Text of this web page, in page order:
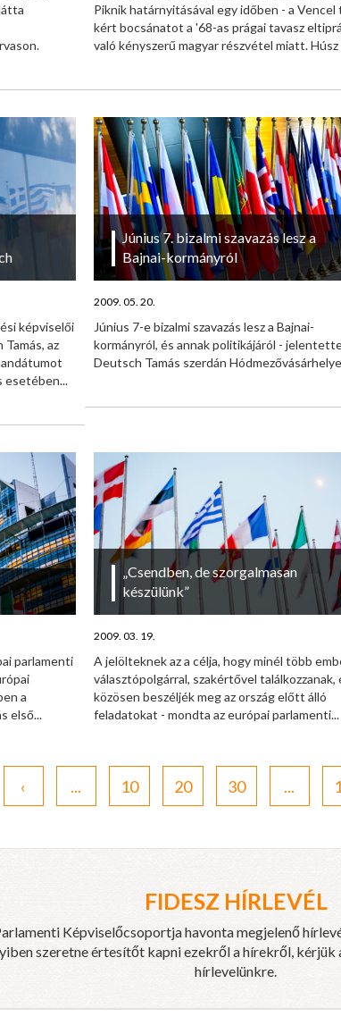
Piknik határnyitásával egy időben - a Vencel
kért bocsánatot a '68-as prágai tavasz
való kényszerű magyar részvétel miatt. Húsz
képviselői
az
esetében...
Június 7. bizalmi szavazás lesz a
Bajnai-kormányról
2009. 05. 20.
Június 7-e bizalmi szavazás lesz a Bajnai-
kormányról, és annak politikájáról -
Deutsch Tamás szerdán
parlamenti
a
első...
„Csendben, de szorgalmasan
készülünk”
2009. 03. 19.
A jelölteknek az a célja, hogy minél több
választópolgárral, szakértővel találkozzanak,
közösen beszéljék meg az ország előtt álló
feladatokat - mondta az európai parlamenti...
‹ ... 10 20 30 ...
FIDESZ HÍRLEVÉL
Képviselőcsoportja havonta megjelenő
szeretne értesítőt kapni ezekről a hírekről,
hírlevelünkre.